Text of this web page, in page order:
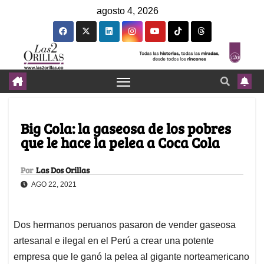
agosto 4, 2026
Big Cola: la gaseosa de los pobres
que le hace la pelea a Coca Cola
Por Las Dos Orillas
AGO 22, 2021
Dos hermanos peruanos pasaron de vender gaseosa
artesanal e ilegal en el Perú a crear una potente
empresa que le ganó la pelea al gigante norteamericano